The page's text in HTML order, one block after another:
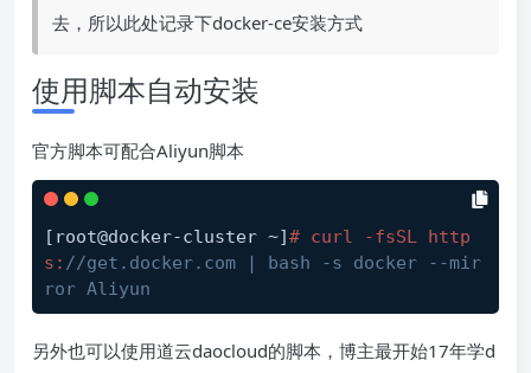
去，所以此处记录下docker-ce安装方式
使用脚本自动安装
官方脚本可配合Aliyun脚本
[root@docker-cluster ~]# curl -fsSL http
s: //get.docker.com | bash -s docker --mir
ror Aliyun
另外也可以使用道云daocloud的脚本，博主最开始17年学d